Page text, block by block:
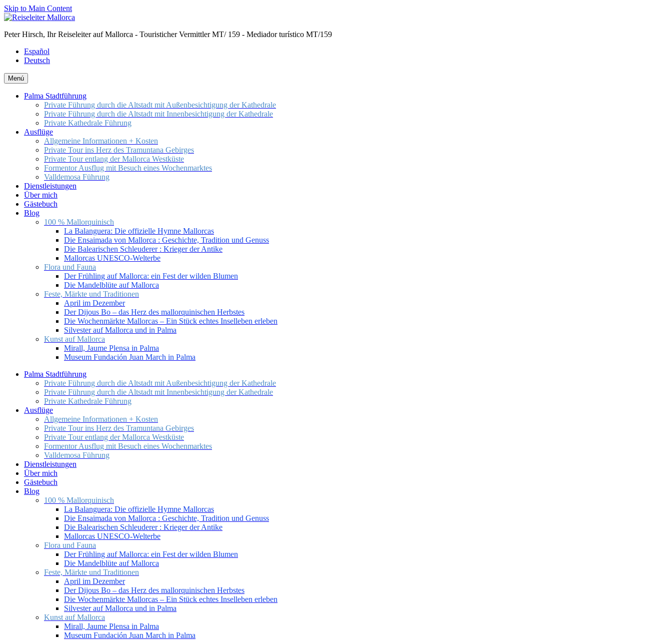
Skip to Main Content
Peter Hirsch, Ihr Reiseleiter auf Mallorca - Touristicher Vermittler MT/ 159 - Mediador turístico MT/159
Español
Deutsch
Menú
Palma Stadtführung
Private Führung durch die Altstadt mit Außenbesichtigung der Kathedrale
Private Führung durch die Altstadt mit Innenbesichtigung der Kathedrale
Private Kathedrale Führung
Ausflüge
Allgemeine Informationen + Kosten
Private Tour ins Herz des Tramuntana Gebirges
Private Tour entlang der Mallorca Westküste
Formentor Ausflug mit Besuch eines Wochenmarktes
Valldemosa Führung
Dienstleistungen
Über mich
Gästebuch
Blog
100 % Mallorquinisch
La Balanguera: Die offizielle Hymne Mallorcas
Die Ensaimada von Mallorca : Geschichte, Tradition und Genuss
Die Balearischen Schleuderer : Krieger der Antike
Mallorcas UNESCO-Welterbe
Flora und Fauna
Der Frühling auf Mallorca: ein Fest der wilden Blumen
Die Mandelblüte auf Mallorca
Feste, Märkte und Traditionen
April im Dezember
Der Dijous Bo – das Herz des mallorquinischen Herbstes
Die Wochenmärkte Mallorcas – Ein Stück echtes Inselleben erleben
Silvester auf Mallorca und in Palma
Kunst auf Mallorca
Mirall, Jaume Plensa in Palma
Museum Fundación Juan March in Palma
Palma Stadtführung
Private Führung durch die Altstadt mit Außenbesichtigung der Kathedrale
Private Führung durch die Altstadt mit Innenbesichtigung der Kathedrale
Private Kathedrale Führung
Ausflüge
Allgemeine Informationen + Kosten
Private Tour ins Herz des Tramuntana Gebirges
Private Tour entlang der Mallorca Westküste
Formentor Ausflug mit Besuch eines Wochenmarktes
Valldemosa Führung
Dienstleistungen
Über mich
Gästebuch
Blog
100 % Mallorquinisch
La Balanguera: Die offizielle Hymne Mallorcas
Die Ensaimada von Mallorca : Geschichte, Tradition und Genuss
Die Balearischen Schleuderer : Krieger der Antike
Mallorcas UNESCO-Welterbe
Flora und Fauna
Der Frühling auf Mallorca: ein Fest der wilden Blumen
Die Mandelblüte auf Mallorca
Feste, Märkte und Traditionen
April im Dezember
Der Dijous Bo – das Herz des mallorquinischen Herbstes
Die Wochenmärkte Mallorcas – Ein Stück echtes Inselleben erleben
Silvester auf Mallorca und in Palma
Kunst auf Mallorca
Mirall, Jaume Plensa in Palma
Museum Fundación Juan March in Palma